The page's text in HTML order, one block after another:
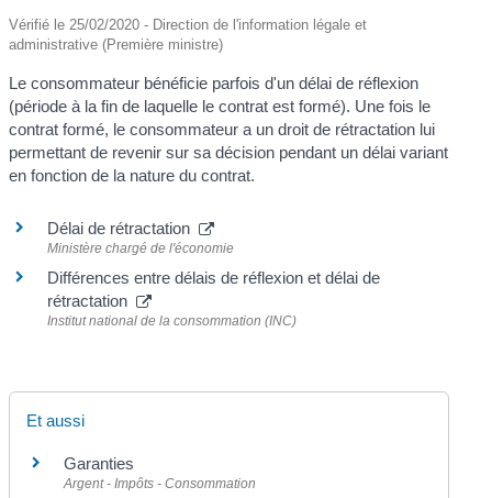
Vérifié le 25/02/2020 - Direction de l'information légale et
administrative (Première ministre)
Le consommateur bénéficie parfois d'un délai de réflexion
(période à la fin de laquelle le contrat est formé). Une fois le
contrat formé, le consommateur a un droit de rétractation lui
permettant de revenir sur sa décision pendant un délai variant
en fonction de la nature du contrat.
Délai de rétractation
Ministère chargé de l'économie
Différences entre délais de réflexion et délai de
rétractation
Institut national de la consommation (INC)
Et aussi
Garanties
Argent - Impôts - Consommation